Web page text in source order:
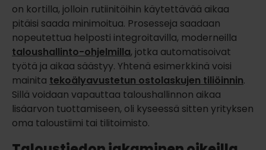
on kortilla, jolloin rutiinitöihin käytettävää aikaa
pitäisi saada minimoitua. Prosesseja saadaan
nopeutettua helposti integroitavilla, moderneilla
taloushallinto-ohjelmilla, jotka automatisoivat
työtä ja aikaa säästyy. Yhtenä esimerkkinä voisi
mainita tekoälyavustetun ostolaskujen tiliöinnin.
Sillä voidaan vapauttaa taloushallinnon aikaa
lisäarvon tuottamiseen, oli kyseessä sitten yrityksen
oma taloustiimi tai tilitoimisto.